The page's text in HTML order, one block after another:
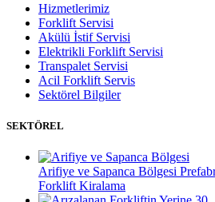
Hizmetlerimiz
Forklift Servisi
Akülü İstif Servisi
Elektrikli Forklift Servisi
Transpalet Servisi
Acil Forklift Servis
Sektörel Bilgiler
SEKTÖREL
Arifiye ve Sapanca Bölgesi
Forklift Kiralama